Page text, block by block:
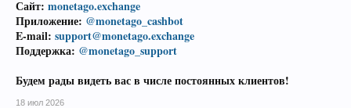
Сайт: monetago.exchange
Приложение: @monetago_cashbot
E-mail: support@monetago.exchange
Поддержка: @monetago_support
Будем рады видеть вас в числе постоянных клиентов!
18 июл 2026